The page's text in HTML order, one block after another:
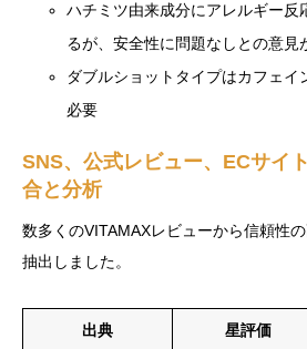
ハチミツ由来成分にアレルギー反
るが、安全性に問題なしとの意見
ダブルショットタイプはカフェイ
必要
SNS、公式レビュー、ECサイ
合と分析
数多くのVITAMAXレビューから信頼性
抽出しました。
出典 星評価